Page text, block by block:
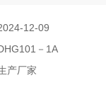
12-09
－1A
产厂家